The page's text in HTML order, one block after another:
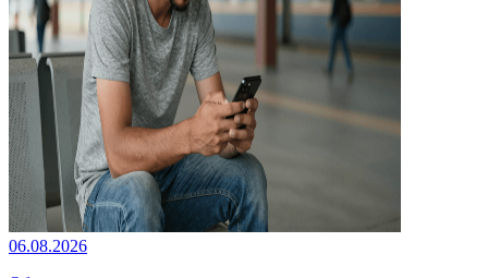
06.08.2026